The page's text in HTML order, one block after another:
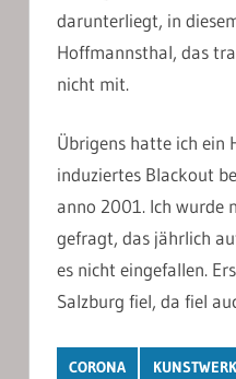
darunterliegt, in
Hoffmannsthal, das
nicht mit.
Übrigens hatte ich ein
induziertes Blackout
anno 2001. Ich wurde
gefragt, das jährlich
es nicht eingefallen.
Salzburg fiel, da fiel
CORONA